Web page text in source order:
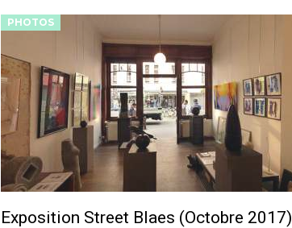
PHOTOS
Exposition Street Blaes (Octobre 2017)